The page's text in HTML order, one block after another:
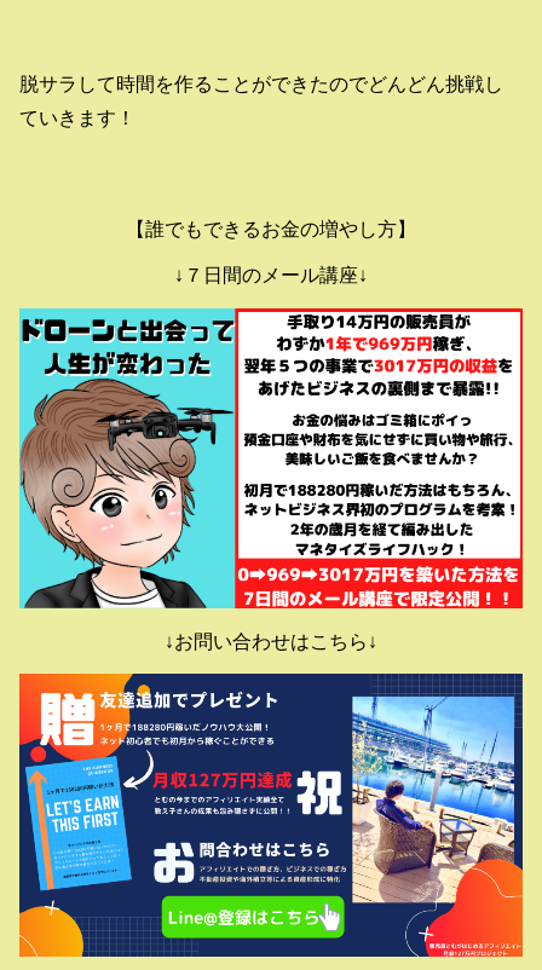
脱サラして時間を作ることができたのでどんどん挑戦し
ていきます！
【誰でもできるお金の増やし方】
↓７日間のメール講座↓
↓お問い合わせはこちら↓